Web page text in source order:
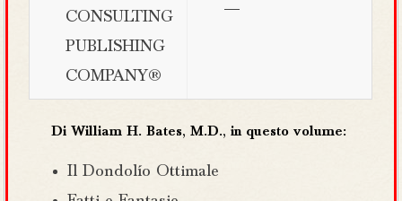
CONSULTING
PUBLISHING
COMPANY®
—
Di William H. Bates, M.D., in questo volume:
Il Dondolío Ottimale